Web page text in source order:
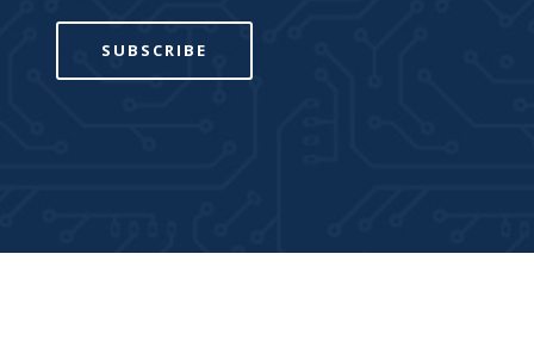
SUBSCRIBE